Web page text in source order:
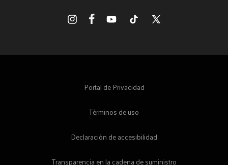
InstagramFacebookYouTubeTikTok X
Portal de Privacidad
Términos de uso
Declaración de accesibilidad
Transparencia en la cadena de suministro